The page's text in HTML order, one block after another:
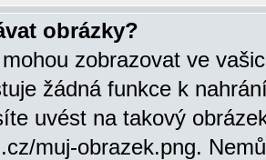
obrázky?
zobrazovat ve
žádná funkce k
uvést na takový
muj-obrazek.png.